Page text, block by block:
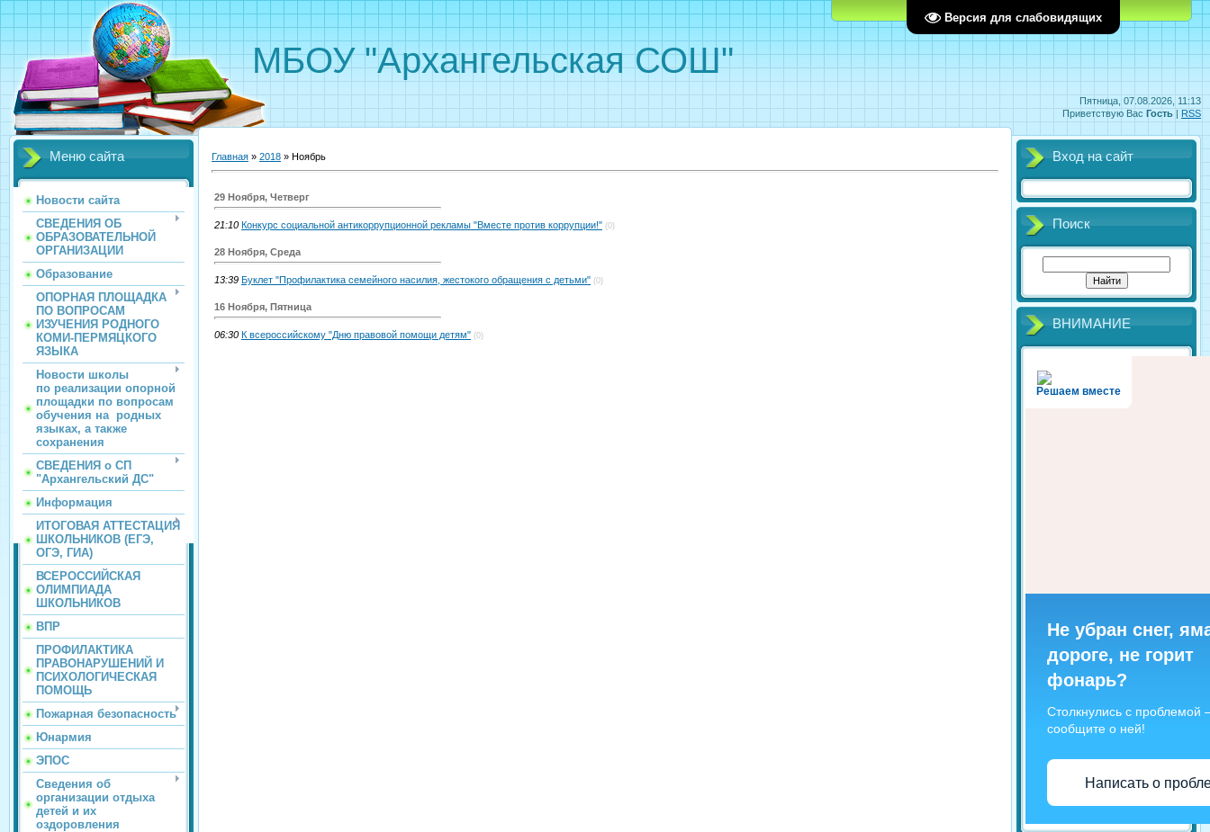
Версия для слабовидящих
Пятница, 07.08.2026, 11:13
Приветствую Вас Гость | RSS
МБОУ "Архангельская СОШ"
Меню сайта
Новости сайта
СВЕДЕНИЯ ОБ
ОБРАЗОВАТЕЛЬНОЙ
ОРГАНИЗАЦИИ
Образование
ОПОРНАЯ ПЛОЩАДКА
ПО ВОПРОСАМ
ИЗУЧЕНИЯ РОДНОГО
КОМИ-ПЕРМЯЦКОГО
ЯЗЫКА
Новости школы
по реализации опорной
площадки по вопросам
обучения на родных
языках, а также
сохранения
СВЕДЕНИЯ о СП
"Архангельский ДС"
Информация
ИТОГОВАЯ АТТЕСТАЦИЯ
ШКОЛЬНИКОВ (ЕГЭ,
ОГЭ, ГИА)
ВСЕРОССИЙСКАЯ
ОЛИМПИАДА
ШКОЛЬНИКОВ
ВПР
ПРОФИЛАКТИКА
ПРАВОНАРУШЕНИЙ И
ПСИХОЛОГИЧЕСКАЯ
ПОМОЩЬ
Пожарная безопасность
Юнармия
ЭПОС
Сведения об
организации отдыха
детей и их
оздоровления
Главная » 2018 » Ноябрь
29 Ноября, Четверг
21:10 Конкурс социальной антикоррупционной рекламы "Вместе против коррупции!" (0)
28 Ноября, Среда
13:39 Буклет "Профилактика семейного насилия, жестокого обращения с детьми" (0)
16 Ноября, Пятница
06:30 К всероссийскому "Дню правовой помощи детям" (0)
Вход на сайт
Поиск
ВНИМАНИЕ
Решаем вместе
Не убран снег,
дороге, не горит
фонарь?
Столкнулись с проблемой
сообщите о ней!
Написать о